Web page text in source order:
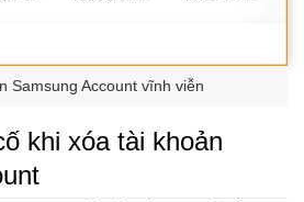
Samsung Account vĩnh viễn
khi xóa tài khoản